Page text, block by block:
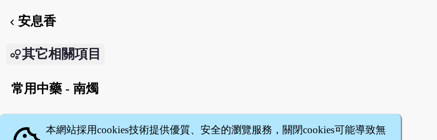
chevron_left安息香
其它相關項目
常用中藥 - 南燭
English version
本網站採用cookies技術提供優質、安全的瀏覽服務，關閉cookies可能導致無